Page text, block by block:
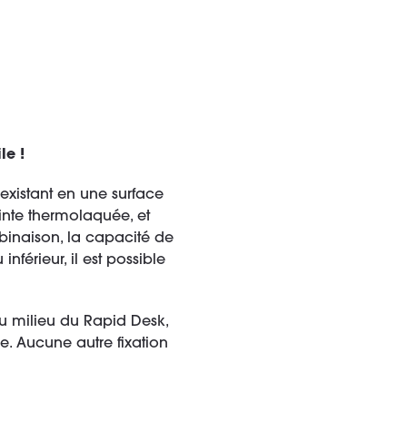
!
existant en une surface
thermolaquée, et
la capacité de
il est possible
milieu du Rapid Desk,
Aucune autre fixation